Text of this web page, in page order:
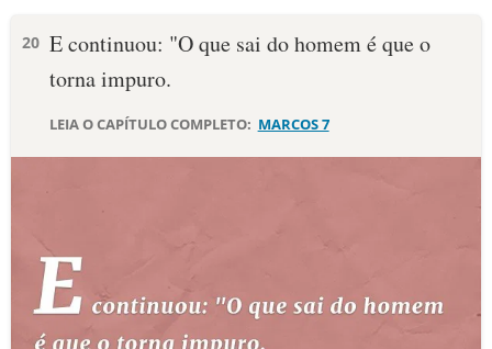
PALAVRA DO DIA
10 MANDAMENTOS
ESTUDOS BÍBLICOS
20 E continuou: "O que sai do homem é que o
torna impuro.
LEIA O CAPÍTULO COMPLETO: MARCOS 7